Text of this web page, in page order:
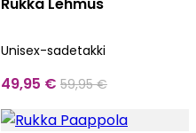
Unisex-sadetakki
49,95 € 59,95 €